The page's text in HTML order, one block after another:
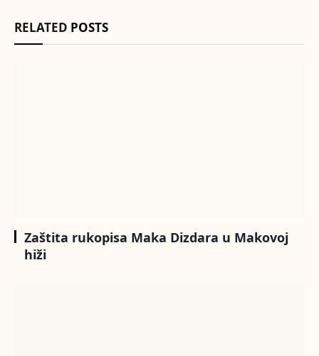
RELATED POSTS
Zaštita rukopisa Maka Dizdara u Makovoj
hiži